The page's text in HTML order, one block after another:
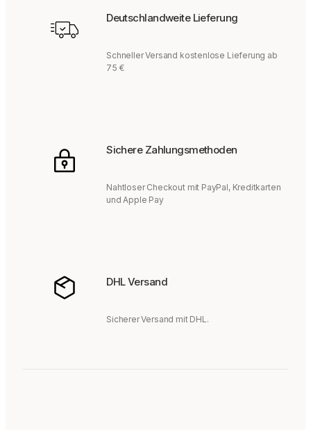
Deutschlandweite Lieferung
Schneller Versand kostenlose Lieferung ab
75 €
Sichere Zahlungsmethoden
Nahtloser Checkout mit PayPal, Kreditkarten
und Apple Pay
DHL Versand
Sicherer Versand mit DHL.